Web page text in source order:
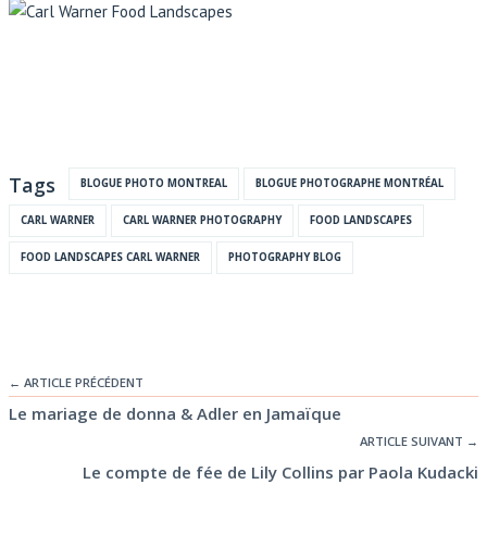
Tags BLOGUE PHOTO MONTREAL BLOGUE PHOTOGRAPHE MONTRÉAL
CARL WARNER CARL WARNER PHOTOGRAPHY FOOD LANDSCAPES
FOOD LANDSCAPES CARL WARNER PHOTOGRAPHY BLOG
← ARTICLE PRÉCÉDENT
Le mariage de donna & Adler en Jamaïque
ARTICLE SUIVANT →
Le compte de fée de Lily Collins par Paola Kudacki